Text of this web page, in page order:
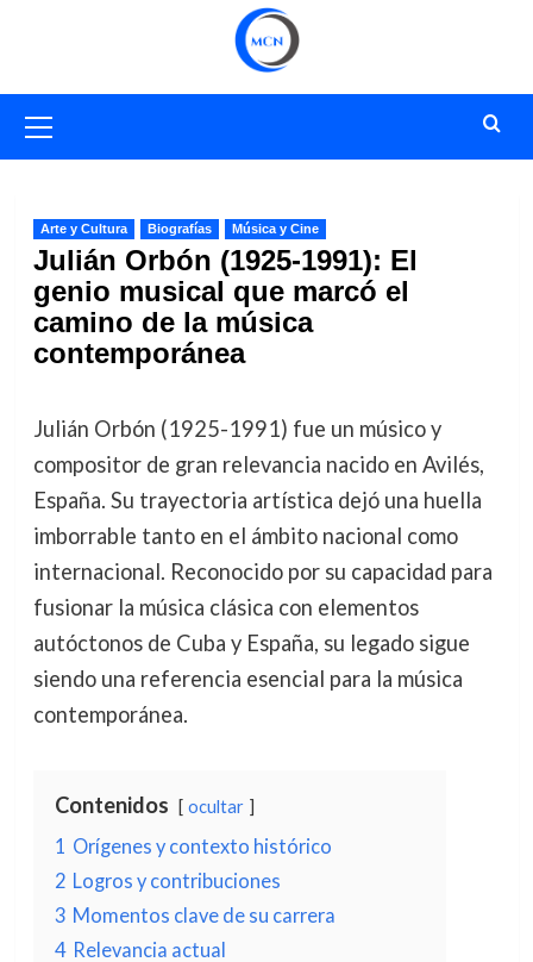
primario
Arte y Cultura Biografías Música y Cine
Julián Orbón (1925-1991): El
genio musical que marcó el
camino de la música
contemporánea
Julián Orbón (1925-1991) fue un músico y
compositor de gran relevancia nacido en Avilés,
España. Su trayectoria artística dejó una huella
imborrable tanto en el ámbito nacional como
internacional. Reconocido por su capacidad para
fusionar la música clásica con elementos
autóctonos de Cuba y España, su legado sigue
siendo una referencia esencial para la música
contemporánea.
Contenidos ocultar
1 Orígenes y contexto histórico
2 Logros y contribuciones
3 Momentos clave de su carrera
4 Relevancia actual